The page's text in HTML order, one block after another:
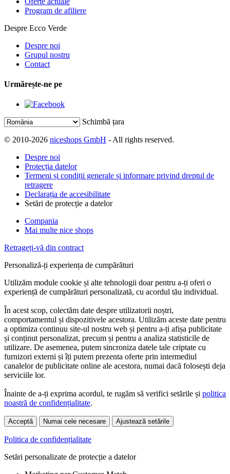
Program de afiliere
Despre Ecco Verde
Despre noi
Grupul nostru
Contact
Urmărește-ne pe
Schimbă țara
© 2010-2026 niceshops GmbH - All rights reserved.
Despre noi
Protecția datelor
Termeni și condiții generale și informare privind dreptul de
retragere
Declarația de accesibilitate
Setări de protecție a datelor
Compania
Mai multe nice shops
Retrageți-vă din contract
Personaliză-ți experiența de cumpărături
Utilizăm module cookie și alte tehnologii doar pentru a-ți oferi o
experiență de cumpărături personalizată, cu acordul tău individual.
În acest scop, colectăm date despre utilizatorii noștri,
comportamentul și dispozitivele acestora. Utilizăm aceste date pentru
a optimiza continuu site-ul nostru web și pentru a-ți afișa publicitate
și conținut personalizat, precum și pentru a analiza statisticile de
utilizare. De asemenea, putem sincroniza datele tale criptate cu
furnizori externi și îți putem prezenta oferte prin intermediul
canalelor de publicitate online ale acestora, numai dacă folosești deja
serviciile lor.
Înainte de a-ți exprima acordul, te rugăm să verifici setările și politica
noastră de confidențialitate.
Acceptă Numai cele necesare Ajustează setările
Politica de confidențialitate
Setări personalizate de protecție a datelor